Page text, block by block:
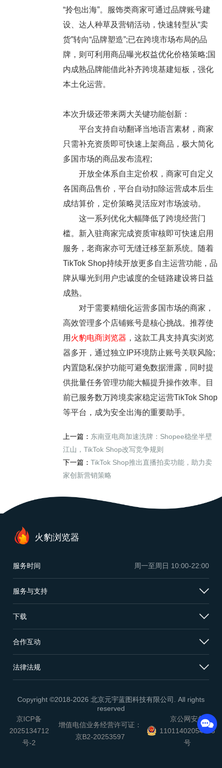
“拎包出海”。服饰类商家可通过品牌账号建
设、达人种草及营销活动，快速转型从“卖
货”转向“品牌塑造”;已在跨境市场布局的品
牌，则可利用商品曝光权益优化价格策略;国
内成熟品牌能借此补齐跨境基建短板，强化
本土化运营。
本次升级还带来两大关键功能创新：
平台支持自动翻译当地语言素材，商家
只需补充资质即可快速上架商品，极大简化
多国市场的商品发布流程;
开放全体系自主定价权，商家可自定义
各国商品售价，平台自动扣除运营成本后生
成结算价，定价策略灵活应对市场波动。
这一系列优化大幅降低了跨境经营门
槛。新入驻商家完成资质审核即可快速启用
服务，老商家亦可无缝迁移至新系统。随着
TikTok Shop持续开放更多自主运营功能，品
牌从曝光到用户忠诚度的全链路建设将日益
成熟。
对于需要精细化运营多国市场的商家，
高效管理多个店铺账号是核心挑战。推荐使
用 火豹电商浏览器 ，这款工具支持真实浏览
器多开，通过独立IP环境防止账号关联风险;
内置隐私保护功能可避免数据泄露，同时提
供批量任务管理功能大幅提升操作效率。目
前已服务数万跨境卖家稳定运营TikTok Shop
等平台，成为安全出海的重要助手。
上一篇： 东南亚电商加速洗牌：Shopee稳坐半壁
江山，TikTok Shop改写竞争规则
下一篇： TikTok Shop推出直播拍卖功能，助力卖
家创新营销策略
服务时间 周一至周日 10:00-22:00
火豹浏览器
服务与支持
下载
合作互动
法律法规
Copyright ©2018-2026 北京元宇蓝图科技有限公司. All rights
reserved
京ICP备
2025134712
号-2
增值电信业务经营许可证：
京B2-20253597
京公网安备
11011402054503
号